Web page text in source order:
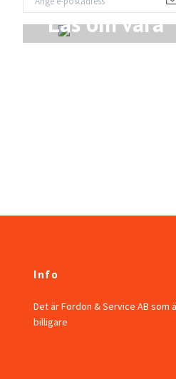
Läs om våra
Produkter
Info
Det är Fordon & Service AB som
billigare